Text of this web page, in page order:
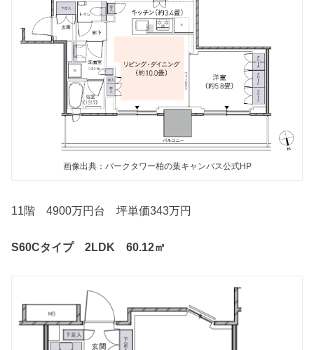
画像出典：パークタワー柏の葉キャンパス公式HP
11階 4900万円台 坪単価343万円
S60Cタイプ 2LDK 60.12㎡